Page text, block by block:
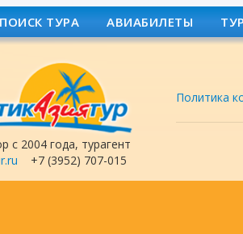
ПОИСК ТУРА АВИАБИЛЕТЫ
с 2004 года, турагент
+7 (3952) 707-015
Политика